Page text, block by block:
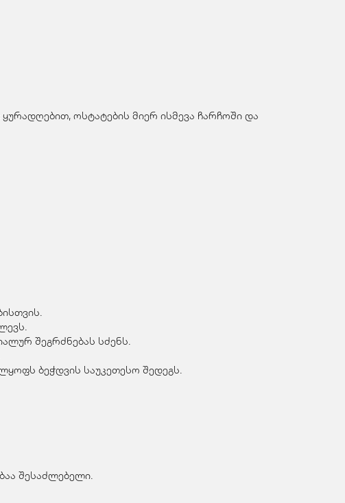
ოსტატების მიერ ისმევა ჩარჩოში და
შეგრძნებას სძენს.
ბეჭდვის საუკეთესო შედეგს.
შესაძლებელი.